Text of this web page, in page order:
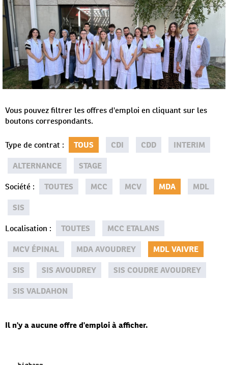
Vous pouvez filtrer les offres d'emploi en cliquant sur les
boutons correspondants.
Type de contrat : TOUS CDI CDD
INTERIM
ALTERNANCE
STAGE
Société : TOUTES MCC MCV MDA
MDL
SIS
Localisation : TOUTES
MCC ETALANS
MCV ÉPINAL
MDA AVOUDREY
MDL VAIVRE
SIS
SIS AVOUDREY
SIS COUDRE AVOUDREY
SIS VALDAHON
Il n'y a aucune offre d'emploi à afficher.